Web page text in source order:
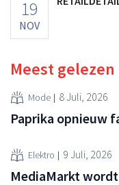
19
NOV
Meest gelezen
Mode 8 Juli, 2026
Paprika opnieuw
Elektro 9 Juli, 2026
MediaMarkt